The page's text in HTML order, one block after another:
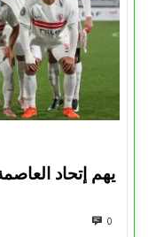
يهم إتحاد
0